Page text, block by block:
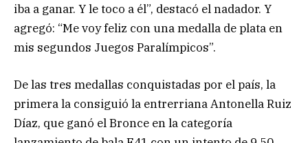
iba a ganar. Y le toco a él”, destacó el nadador. Y
agregó: “Me voy feliz con una medalla de plata en
mis segundos Juegos Paralímpicos”.
De las tres medallas conquistadas por el país, la
primera la consiguió la entrerriana Antonella Ruiz
Díaz, que ganó el Bronce en la categoría